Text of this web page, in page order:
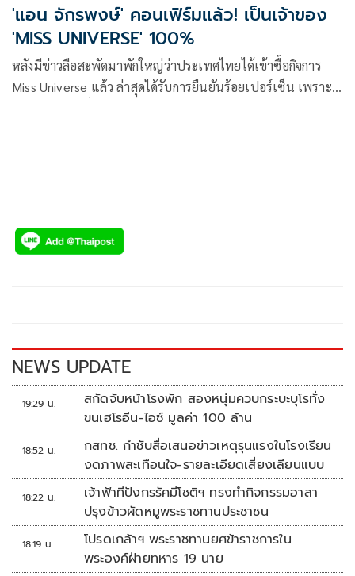
'แอน จักรพงษ์' คอนเฟิร์มแล้ว! เป็นเจ้าของ
'MISS UNIVERSE' 100%
หลังมีข่าวลือสะพัดมาพักใหญ่ว่าประเทศไทยได้เข้าซื้อกิจการ
Miss Universe แล้ว ล่าสุดได้รับการยืนยันร้อยเปอร์เซ็น เพราะ
NEWS UPDATE
19:29 น.
สกัดจับหน้าโรงพัก สองหนุ่มควบกระบะบุโรทั่ง
ขนเฮโรอีน-ไอซ์ มูลค่า 100 ล้าน
18:52 น.
กสทช. กำชับสื่อเสนอข่าวเหตุรุนแรงในโรงเรียน
งดภาพสะเทือนใจ-รายละเอียดเสี่ยงเลียนแบบ
18:22 น.
เจ้าฟ้าทีปังกรรัศมีโชติฯ ทรงทำกิจกรรมอาสา
ปรุงข้าวผัดหมูพระราชทานประชาชน
18:19 น.
โปรดเกล้าฯ พระราชทานยศข้าราชการใน
พระองค์ฝ่ายทหาร 19 นาย